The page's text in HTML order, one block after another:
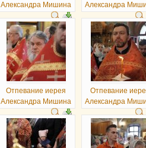
Александра Мишина
Александра
Отпевание иерея
Александра Мишина
Отпевание
Александра